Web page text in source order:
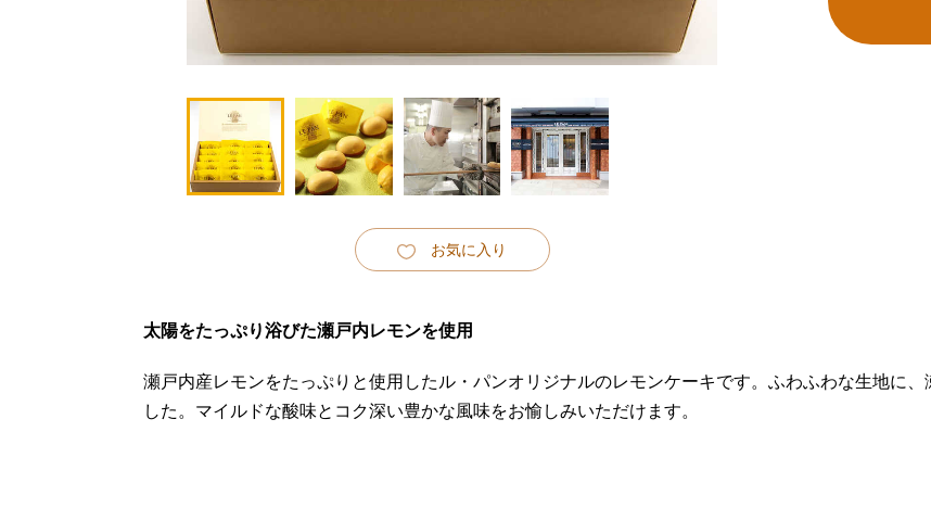
お気に入り
太陽をたっぷり浴びた瀬戸内レモンを使用
瀬戸内産レモンをたっぷりと使用したル・パンオリジナルのレモンケーキです。ふわふわな生地に
した。マイルドな酸味とコク深い豊かな風味をお愉しみいただけます。